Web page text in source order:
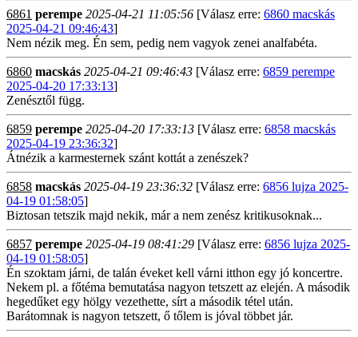
6861 perempe 2025-04-21 11:05:56 [Válasz erre: 6860 macskás
2025-04-21 09:46:43]
Nem nézik meg. Én sem, pedig nem vagyok zenei analfabéta.
6860 macskás 2025-04-21 09:46:43 [Válasz erre: 6859 perempe
2025-04-20 17:33:13]
Zenésztől függ.
6859 perempe 2025-04-20 17:33:13 [Válasz erre: 6858 macskás
2025-04-19 23:36:32]
Átnézik a karmesternek szánt kottát a zenészek?
6858 macskás 2025-04-19 23:36:32 [Válasz erre: 6856 lujza 2025-
04-19 01:58:05]
Biztosan tetszik majd nekik, már a nem zenész kritikusoknak...
6857 perempe 2025-04-19 08:41:29 [Válasz erre: 6856 lujza 2025-
04-19 01:58:05]
Én szoktam járni, de talán éveket kell várni itthon egy jó koncertre.
Nekem pl. a főtéma bemutatása nagyon tetszett az elején. A második
hegedűket egy hölgy vezethette, sírt a második tétel után.
Barátomnak is nagyon tetszett, ő tőlem is jóval többet jár.